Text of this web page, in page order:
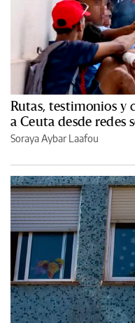
Rutas, testimonios y
a Ceuta desde redes
Soraya Aybar Laafou